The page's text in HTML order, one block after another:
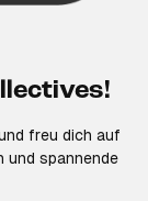
freu dich auf
und spannende